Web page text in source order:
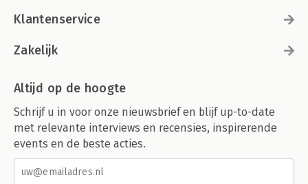
Klantenservice
Zakelijk
Altijd op de hoogte
Schrijf u in voor onze nieuwsbrief en blijf up-to-date
met relevante interviews en recensies, inspirerende
events en de beste acties.